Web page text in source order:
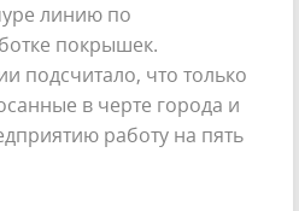
линию по
покрышек.
подсчитало, что только
в черте города и
работу на пять